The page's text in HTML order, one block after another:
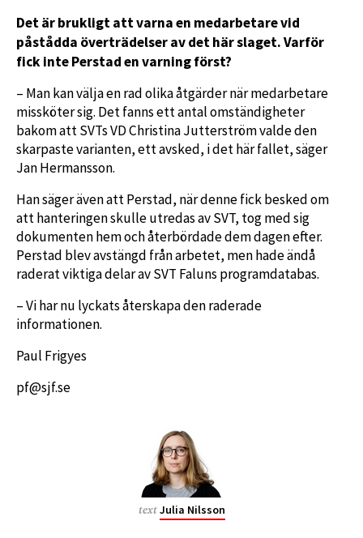
Det är brukligt att varna en medarbetare vid
påstådda överträdelser av det här slaget. Varför
fick inte Perstad en varning först?
– Man kan välja en rad olika åtgärder när medarbetare
missköter sig. Det fanns ett antal omständigheter
bakom att SVTs VD Christina Jutterström valde den
skarpaste varianten, ett avsked, i det här fallet, säger
Jan Hermansson.
Han säger även att Perstad, när denne fick besked om
att hanteringen skulle utredas av SVT, tog med sig
dokumenten hem och återbördade dem dagen efter.
Perstad blev avstängd från arbetet, men hade ändå
raderat viktiga delar av SVT Faluns programdatabas.
– Vi har nu lyckats återskapa den raderade
informationen.
Paul Frigyes
pf@sjf.se
text Julia Nilsson